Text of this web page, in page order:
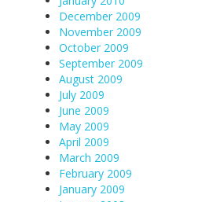
December 2009
November 2009
October 2009
September 2009
August 2009
July 2009
June 2009
May 2009
April 2009
March 2009
February 2009
January 2009